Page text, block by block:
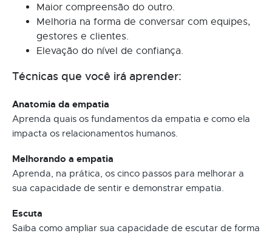
Maior compreensão do outro.
Melhoria na forma de conversar com equipes,
gestores e clientes.
Elevação do nível de confiança.
Técnicas que você irá aprender:
Anatomia da empatia
Aprenda quais os fundamentos da empatia e como ela
impacta os relacionamentos humanos.
Melhorando a empatia
Aprenda, na prática, os cinco passos para melhorar a
sua capacidade de sentir e demonstrar empatia.
Escuta
Saiba como ampliar sua capacidade de escutar de forma